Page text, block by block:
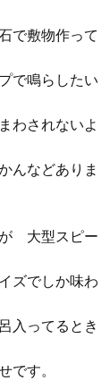
敷物作って
で鳴らしたい
されないよ
んなどありま
大型スピー
ズでしか味わ
入ってるとき
です。